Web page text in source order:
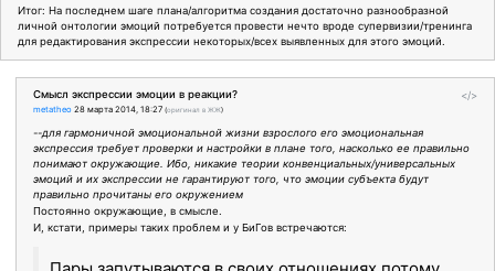
Итог: На последнем шаге плана/алгоритма создания достаточно разнообразной
личной онтологии эмоций потребуется провести нечто вроде супервизии/тренинга
для редактирования экспрессии некоторых/всех выявленных для этого эмоций.
</>
Смысл экспрессии эмоции в реакции?
metatheo 28 марта 2014, 18:27 (оригинал в ЖЖ)
--для гармоничной эмоциональной жизни взрослого его эмоциональная
экспрессия требует проверки и настройки в плане того, насколько ее правильно
понимают окружающие. Ибо, никакие теории конвенциальных/универсальных
эмоций и их экспрессии не гарантируют того, что эмоции субъекта будут
правильно прочитаны его окружением
Постоянно окружающие, в смысле.
И, кстати, примеры таких проблем и у БиГов встречаются: